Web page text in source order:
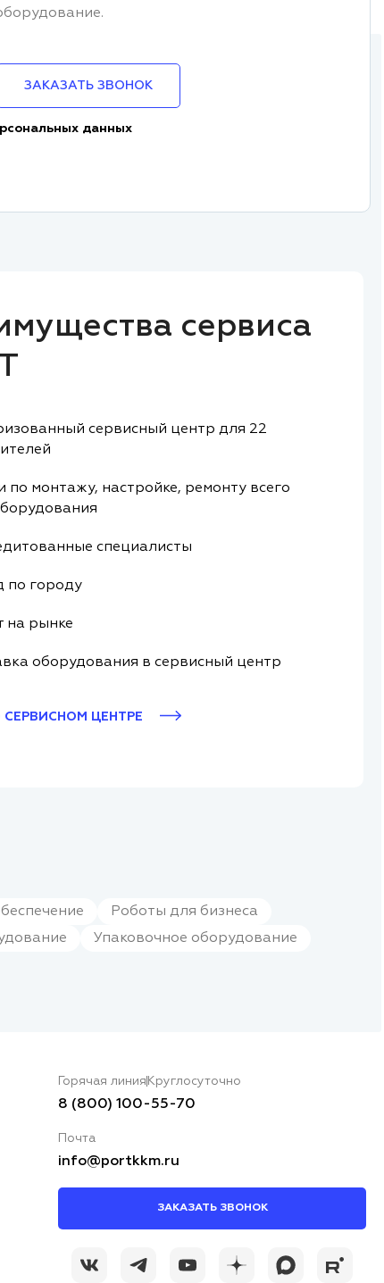
ЗАКАЗАТЬ ЗВОНОК
данных
сервиса
сервисный центр для 22
по монтажу, настройке, ремонту всего
специалисты
по городу
на рынке
оборудования в сервисный центр
ЦЕНТРЕ
Роботы для бизнеса
Упаковочное оборудование
Горячая линия Круглосуточно
8 (800) 100-55-70
Почта
info@portkkm.ru
ЗАКАЗАТЬ ЗВОНОК